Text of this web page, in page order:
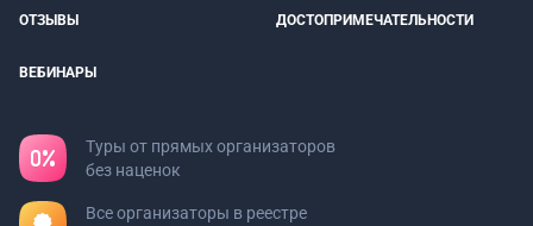
ОТЗЫВЫ ДОСТОПРИМЕЧАТЕЛЬНОСТИ
ВЕБИНАРЫ
Туры от прямых организаторов
без наценок
Все организаторы в реестре